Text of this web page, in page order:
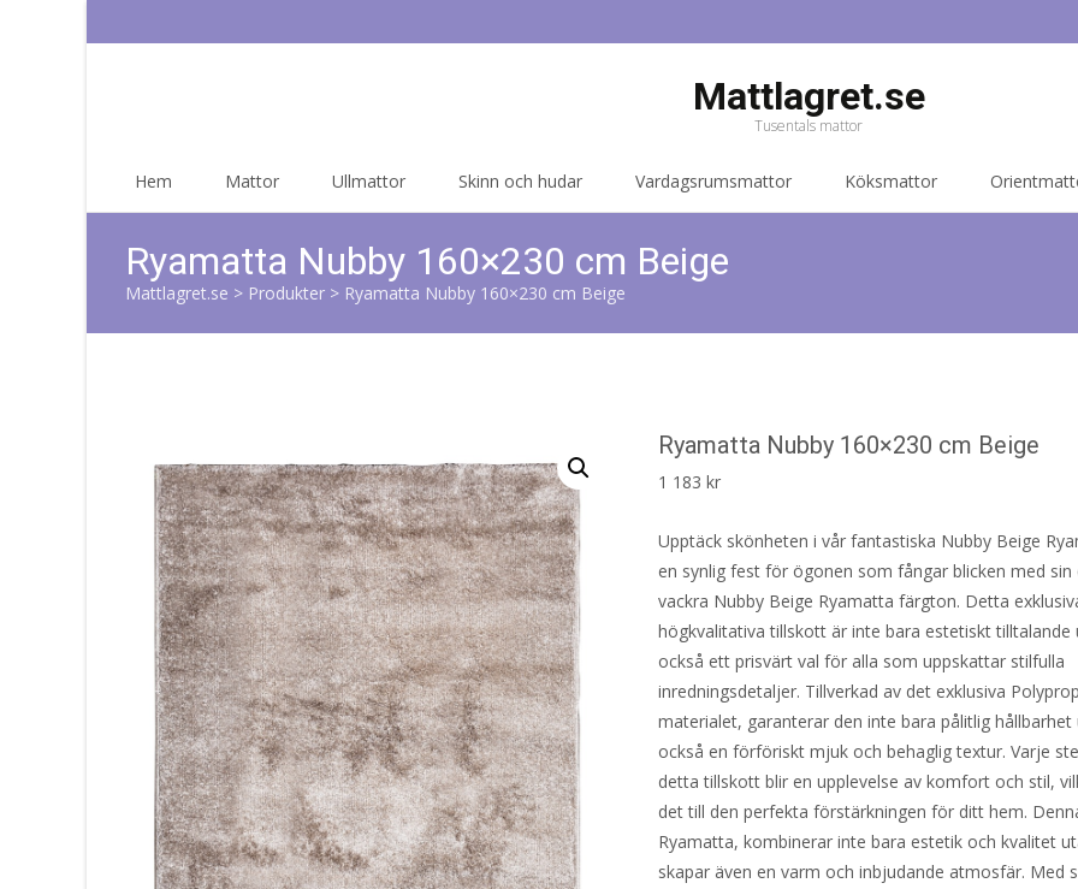
Mattlagret.se
Tusentals mattor
Hem Mattor Ullmattor Skinn och hudar Vardagsrumsmattor Köksmattor
Ryamatta Nubby 160×230 cm Beige
Mattlagret.se > Produkter > Ryamatta Nubby 160×230 cm Beige
Ryamatta Nubby 160×230 cm Beige
1 183kr
Upptäck skönheten i vår fantastiska Nubby Beige
en synlig fest för ögonen som fångar blicken med
vackra Nubby Beige Ryamatta färgton. Detta
högkvalitativa tillskott är inte bara estetiskt tilltalande
också ett prisvärt val för alla som uppskattar stilfulla
inredningsdetaljer. Tillverkad av det exklusiva
materialet, garanterar den inte bara pålitlig hållbarhet
också en förföriskt mjuk och behaglig textur. Varje
detta tillskott blir en upplevelse av komfort och stil,
det till den perfekta förstärkningen för ditt hem.
Ryamatta, kombinerar inte bara estetik och kvalitet
skapar även en varm och inbjudande atmosfär. Med